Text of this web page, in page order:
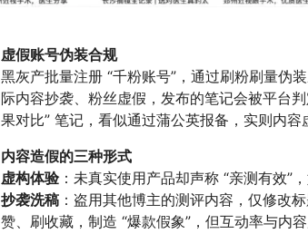
虚假账号伪装合规
黑灰产批量注册 “千粉账号”，通过刷粉刷量伪
际内容抄袭、粉丝虚假，发布的笔记会被平台
果对比” 笔记，看似通过蒲公英报备，实则内容
内容造假的三种形式
虚构体验：未真实使用产品却声称 “亲测有效”
抄袭洗稿 ：盗用其他博主的测评内容，仅修改
赞、刷收藏，制造 “爆款假象”，但互动率与内容